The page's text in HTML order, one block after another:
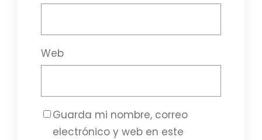
Web
Guarda mi nombre, correo
electrónico y web en este